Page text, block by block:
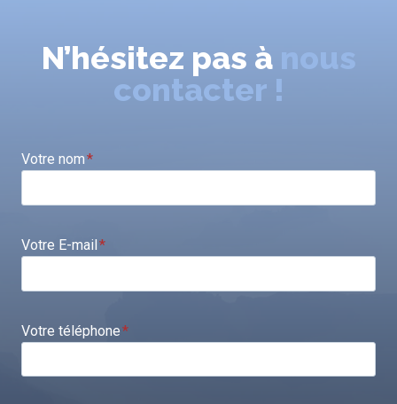
N’hésitez pas à nous
contacter !
Votre nom*
Votre E-mail*
Votre téléphone*